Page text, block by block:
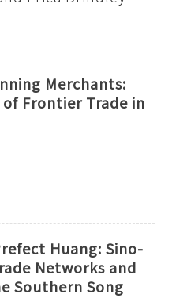
Merchants:
Frontier Trade in
Huang: Sino-
Networks and
Southern Song